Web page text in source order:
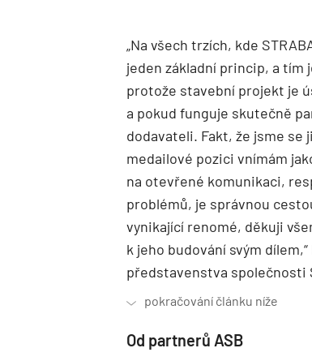
„Na všech trzích, kde
jeden základní princip, a
protože stavební projekt je
a pokud funguje skutečně
dodavateli. Fakt, že jsme se
medailové pozici vnímám
na otevřené komunikaci,
problémů, je správnou
vynikající renomé, děkuji
k jeho budování svým
představenstva společnosti
Od partnerů ASB